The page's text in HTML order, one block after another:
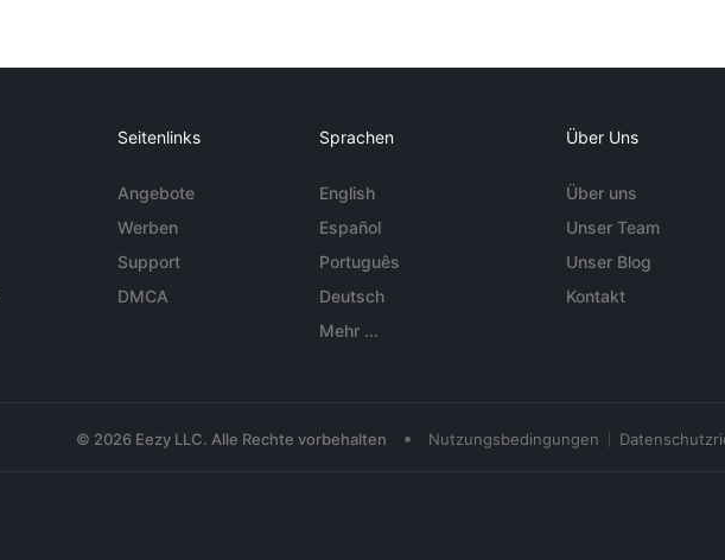
Seitenlinks
Angebote
Werben
Support
DMCA
Sprachen
English
Español
Português
Deutsch
Mehr ...
Über Uns
Über uns
Unser Team
Unser Blog
Kontakt
© 2026 Eezy LLC. Alle Rechte vorbehalten • Nutzungsbedingungen